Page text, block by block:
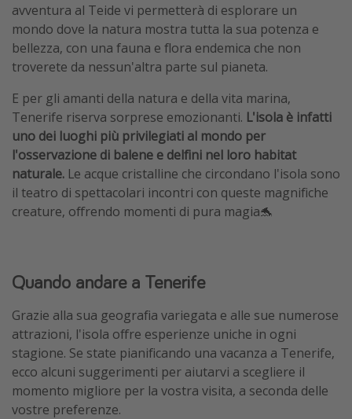
avventura al Teide vi permetterà di esplorare un
mondo dove la natura mostra tutta la sua potenza e
bellezza, con una fauna e flora endemica che non
troverete da nessun'altra parte sul pianeta.
E per gli amanti della natura e della vita marina,
Tenerife riserva sorprese emozionanti. L'isola è infatti
uno dei luoghi più privilegiati al mondo per
l'osservazione di balene e delfini nel loro habitat
naturale. Le acque cristalline che circondano l'isola sono
il teatro di spettacolari incontri con queste magnifiche
creature, offrendo momenti di pura magia🐬
Quando andare a Tenerife
Grazie alla sua geografia variegata e alle sue numerose
attrazioni, l'isola offre esperienze uniche in ogni
stagione. Se state pianificando una vacanza a Tenerife,
ecco alcuni suggerimenti per aiutarvi a scegliere il
momento migliore per la vostra visita, a seconda delle
vostre preferenze.